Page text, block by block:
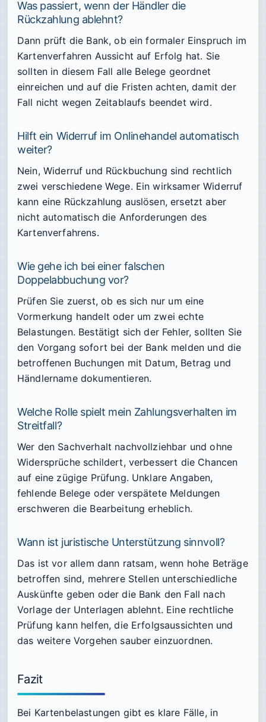
Was passiert, wenn der Händler die
Rückzahlung ablehnt?
Dann prüft die Bank, ob ein formaler Einspruch im
Kartenverfahren Aussicht auf Erfolg hat. Sie
sollten in diesem Fall alle Belege geordnet
einreichen und auf die Fristen achten, damit der
Fall nicht wegen Zeitablaufs beendet wird.
Hilft ein Widerruf im Onlinehandel automatisch
weiter?
Nein, Widerruf und Rückbuchung sind rechtlich
zwei verschiedene Wege. Ein wirksamer Widerruf
kann eine Rückzahlung auslösen, ersetzt aber
nicht automatisch die Anforderungen des
Kartenverfahrens.
Wie gehe ich bei einer falschen
Doppelabbuchung vor?
Prüfen Sie zuerst, ob es sich nur um eine
Vormerkung handelt oder um zwei echte
Belastungen. Bestätigt sich der Fehler, sollten Sie
den Vorgang sofort bei der Bank melden und die
betroffenen Buchungen mit Datum, Betrag und
Händlername dokumentieren.
Welche Rolle spielt mein Zahlungsverhalten im
Streitfall?
Wer den Sachverhalt nachvollziehbar und ohne
Widersprüche schildert, verbessert die Chancen
auf eine zügige Prüfung. Unklare Angaben,
fehlende Belege oder verspätete Meldungen
erschweren die Bearbeitung erheblich.
Wann ist juristische Unterstützung sinnvoll?
Das ist vor allem dann ratsam, wenn hohe Beträge
betroffen sind, mehrere Stellen unterschiedliche
Auskünfte geben oder die Bank den Fall nach
Vorlage der Unterlagen ablehnt. Eine rechtliche
Prüfung kann helfen, die Erfolgsaussichten und
das weitere Vorgehen sauber einzuordnen.
Fazit
Bei Kartenbelastungen gibt es klare Fälle, in